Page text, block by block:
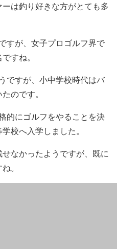
は釣り好きな方がとても多
すが、女子プロゴルフ界で
すね。
ですが、小中学校時代はバ
のです。
的にゴルフをやることを決
校へ入学しました。
なかったようですが、既に
。